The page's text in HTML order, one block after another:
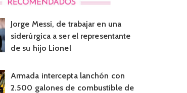
Jorge Messi, de trabajar en una
siderúrgica a ser el representante
de su hijo Lionel
Armada intercepta lanchón con
2.500 galones de combustible de